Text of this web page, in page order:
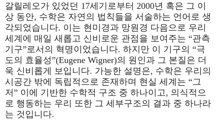
갈릴레오가 있었던 17세기로부터 2000년 혹은 그 이
상 동안, 수학은 자연의 법칙들을 서술하는 언어로 생
각되었습니다. 이는 현미경과 망원경 다음으로 우리
세계에 매일 새롭고 신비로운 관점을 보여주는 “관측
기구”로서의 혁명이었습니다. 하지만 이 기구의 “극
도의 효율성”(Eugene Wigner)의 원인과 그 본질은 더
욱 신비롭게 보입니다. 가능한 설명은, 수학은 우리의
시공간 밖에 독립적으로 존재하며 현실 세계는 “그
저” 이에 기반한 수학적 구조 중 하나이고, 의식적으
로 행동하는 우리 또한 그 세부구조의 결과 중 하나라
는 것입니다.